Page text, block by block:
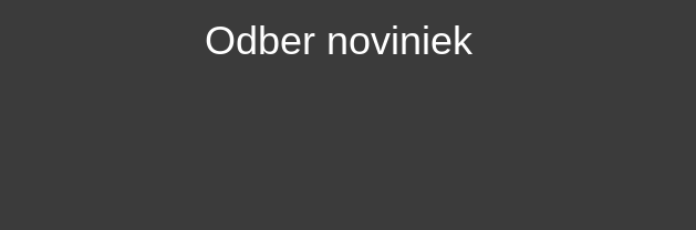
Odber noviniek